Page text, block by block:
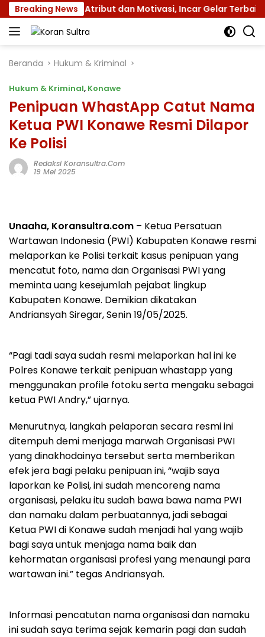
Langsung
ke
konten
Breaking News
XII dengan Atribut dan Motivasi, Incar Gelar Terbaik di
Beranda Hukum & Kriminal
Hukum & Kriminal, Konawe
Penipuan WhastApp Catut Nama
Ketua PWI Konawe Resmi Dilapor
Ke Polisi
Redaksi Koransultra.com
19 Mei 2025
Unaaha, Koransultra.com – Ketua Persatuan
Wartawan Indonesia (PWI) Kabupaten Konawe resmi
melaporkan ke Polisi terkait kasus penipuan yang
mencatut foto, nama dan Organisasi PWI yang
meminta uang kesejumlah pejabat lingkup
Kabupaten Konawe. Demikian dikatakan
Andriansyah Siregar, Senin 19/05/2025.
“Pagi tadi saya sudah resmi melaporkan hal ini ke
Polres Konawe terkait penipuan whastapp yang
menggunakan profile fotoku serta mengaku sebagai
ketua PWI Andry,” ujarnya.
Menurutnya, langkah pelaporan secara resmi ini
ditempuh demi menjaga marwah Organisasi PWI
yang dinakhodainya tersebut serta memberikan
efek jera bagi pelaku penipuan ini, “wajib saya
laporkan ke Polisi, ini sudah mencoreng nama
organisasi, pelaku itu sudah bawa bawa nama PWI
dan namaku dalam perbuatannya, jadi sebagai
Ketua PWI di Konawe sudah menjadi hal yang wajib
bagi saya untuk menjaga nama baik dan
kehormatan organisasi profesi yang menaungi para
wartawan ini.” tegas Andriansyah.
Informasi pencatutan nama organisasi dan namaku
ini sudah saya terima sejak kemarin pagi dan sudah